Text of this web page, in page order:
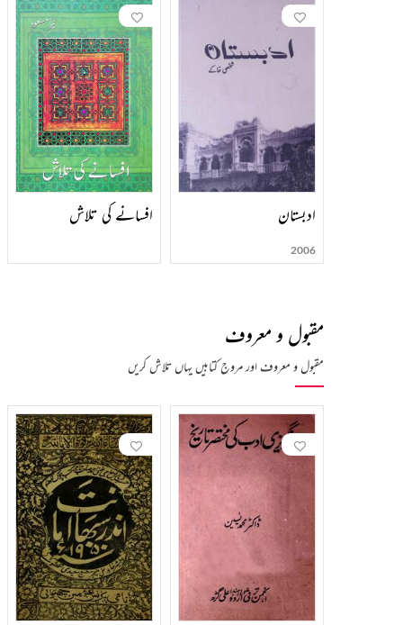
ادبستان
2006
افسانے کی تلاش
مقبول و معروف
مقبول و معروف اور مروج کتابیں یہاں تلاش کریں